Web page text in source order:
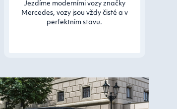
Jezdíme moderními vozy značky
Mercedes, vozy jsou vždy čisté a v
perfektním stavu.